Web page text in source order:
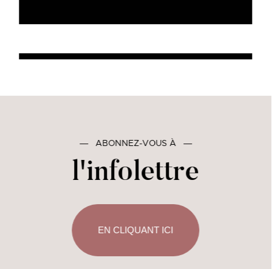
― ABONNEZ-VOUS À ―
l'infolettre
EN CLIQUANT ICI